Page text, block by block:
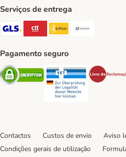
Serviços de entrega
GLS Shipping Method
CTTExpress Shipping
InPost Shipping
Pagamento seguro
Security Security
Contactos Custos de envio
Aviso
Condições gerais de utilização